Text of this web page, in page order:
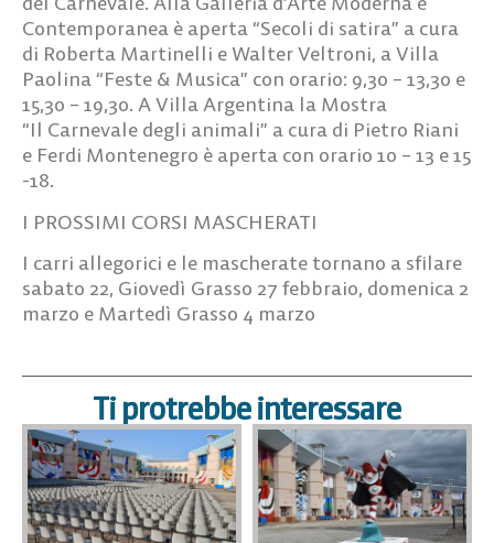
Contemporanea è aperta “Secoli di satira” a cura
di Roberta Martinelli e Walter Veltroni, a Villa
Paolina “Feste & Musica” con orario: 9,30 – 13,30 e
15,30 – 19,30. A Villa Argentina la Mostra
“Il Carnevale degli animali” a cura di Pietro Riani
e Ferdi Montenegro è aperta con orario 10 – 13 e 15
-18.
I PROSSIMI CORSI MASCHERATI
I carri allegorici e le mascherate tornano a sfilare
sabato 22, Giovedì Grasso 27 febbraio, domenica 2
marzo e Martedì Grasso 4 marzo
Ti protrebbe interessare